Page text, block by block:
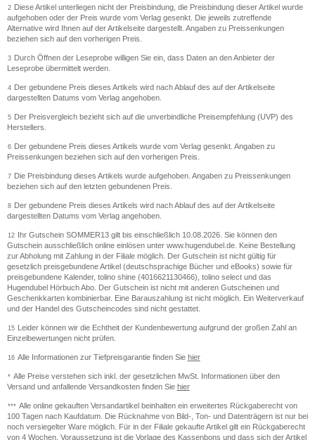
2 Diese Artikel unterliegen nicht der Preisbindung, die Preisbindung dieser Artikel wurde
aufgehoben oder der Preis wurde vom Verlag gesenkt. Die jeweils zutreffende
Alternative wird Ihnen auf der Artikelseite dargestellt. Angaben zu Preissenkungen
beziehen sich auf den vorherigen Preis.
3 Durch Öffnen der Leseprobe willigen Sie ein, dass Daten an den Anbieter der
Leseprobe übermittelt werden.
4 Der gebundene Preis dieses Artikels wird nach Ablauf des auf der Artikelseite
dargestellten Datums vom Verlag angehoben.
5 Der Preisvergleich bezieht sich auf die unverbindliche Preisempfehlung (UVP) des
Herstellers.
6 Der gebundene Preis dieses Artikels wurde vom Verlag gesenkt. Angaben zu
Preissenkungen beziehen sich auf den vorherigen Preis.
7 Die Preisbindung dieses Artikels wurde aufgehoben. Angaben zu Preissenkungen
beziehen sich auf den letzten gebundenen Preis.
8 Der gebundene Preis dieses Artikels wird nach Ablauf des auf der Artikelseite
dargestellten Datums vom Verlag angehoben.
12 Ihr Gutschein SOMMER13 gilt bis einschließlich 10.08.2026. Sie können den
Gutschein ausschließlich online einlösen unter www.hugendubel.de. Keine Bestellung
zur Abholung mit Zahlung in der Filiale möglich. Der Gutschein ist nicht gültig für
gesetzlich preisgebundene Artikel (deutschsprachige Bücher und eBooks) sowie für
preisgebundene Kalender, tolino shine (4016621130466), tolino select und das
Hugendubel Hörbuch Abo. Der Gutschein ist nicht mit anderen Gutscheinen und
Geschenkkarten kombinierbar. Eine Barauszahlung ist nicht möglich. Ein Weiterverkauf
und der Handel des Gutscheincodes sind nicht gestattet.
15 Leider können wir die Echtheit der Kundenbewertung aufgrund der großen Zahl an
Einzelbewertungen nicht prüfen.
16 Alle Informationen zur Tiefpreisgarantie finden Sie hier
* Alle Preise verstehen sich inkl. der gesetzlichen MwSt. Informationen über den
Versand und anfallende Versandkosten finden Sie hier
*** Alle online gekauften Versandartikel beinhalten ein erweitertes Rückgaberecht von
100 Tagen nach Kaufdatum. Die Rücknahme von Bild-, Ton- und Datenträgern ist nur bei
noch versiegelter Ware möglich. Für in der Filiale gekaufte Artikel gilt ein Rückgaberecht
von 4 Wochen. Voraussetzung ist die Vorlage des Kassenbons und dass sich der Artikel